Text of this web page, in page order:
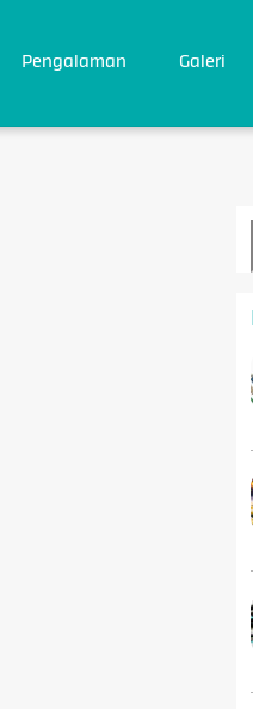
Pengalaman Galeri